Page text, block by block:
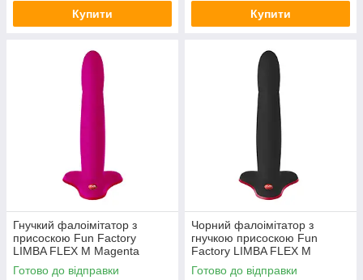
Купити Купити
Гнучкий фалоімітатор з
присоскою Fun Factory
LIMBA FLEX M Magenta
Готово до відправки
Чорний фалоімітатор з
гнучкою присоскою Fun
Factory LIMBA FLEX M
Готово до відправки